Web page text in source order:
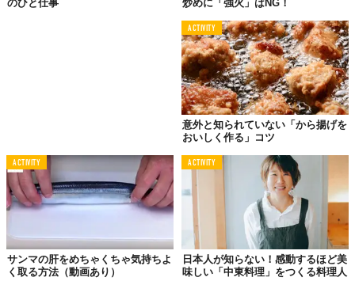
Top image: ©FOOD CREATIVE FACTORY
Licensed material used with permission byFOOD CREATIVE FACTORY
TABI LABO
この世界は、もっと広いはずだ。
のひと仕事
炒めに「強火」はNG！
ACTIVITY
意外と知られていない「から揚げを
おいしく作る」コツ
ACTIVITY
サンマの肝をめちゃくちゃ気持ちよ
く取る方法（動画あり）
ACTIVITY
日本人が知らない！感動するほど美
味しい「中東料理」をつくる料理人